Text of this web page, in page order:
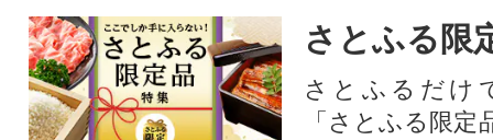
てお届けします。
さとふる限
さとふるだけ
「さとふる限